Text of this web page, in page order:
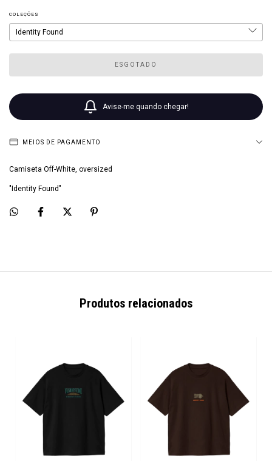
COLEÇÕES
Avise-me quando chegar!
MEIOS DE PAGAMENTO
Camiseta Off-White, oversized
"Identity Found"
Produtos relacionados